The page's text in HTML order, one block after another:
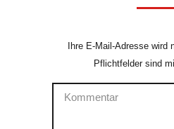
Ihre E-Mail-Adresse wird
Pflichtfelder sind
Kommentar